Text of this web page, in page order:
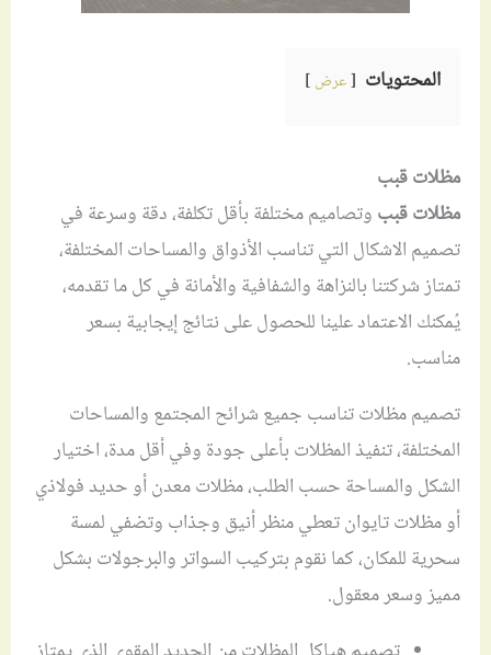
المحتويات عرض
مظلات قبب
مظلات قببوتصاميم مختلفة بأقل تكلفة، دقة وسرعة في
تصميم الاشكال التي تناسب الأذواق والمساحات المختلفة،
تمتاز شركتنا بالنزاهة والشفافية والأمانة في كل ما تقدمه،
يُمكنك الاعتماد علينا للحصول على نتائج إيجابية بسعر
مناسب.
تصميم مظلات تناسب جميع شرائح المجتمع والمساحات
المختلفة، تنفيذ المظلات بأعلى جودة وفي أقل مدة، اختيار
الشكل والمساحة حسب الطلب، مظلات معدن أو حديد فولاذي
أو مظلات تايوان تعطي منظر أنيق وجذاب وتضفي لمسة
سحرية للمكان، كما نقوم بتركيب السواتر والبرجولات بشكل
مميز وسعر معقول.